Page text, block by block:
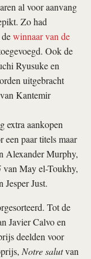
al voor aanvang
Zo had
winnaar van de
Ook de
Ryusuke en
uitgebracht
van Kantemir
extra aankopen
een paar titels maar
Alexander Murphy,
van May el-Toukhy,
Just.
Tot de
Javier Calvo en
deelden voor
Notre salutvan